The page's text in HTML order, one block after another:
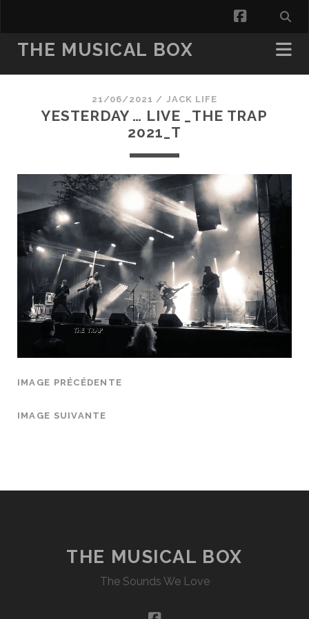
facebook
THE MUSICAL BOX
21/06/2021 / JACK LIFE
YESTERDAY … LIVE _THE TRAP
2021_T
IMAGE PRÉCÉDENTE
IMAGE SUIVANTE
THE MUSICAL BOX
The Sounds We Love